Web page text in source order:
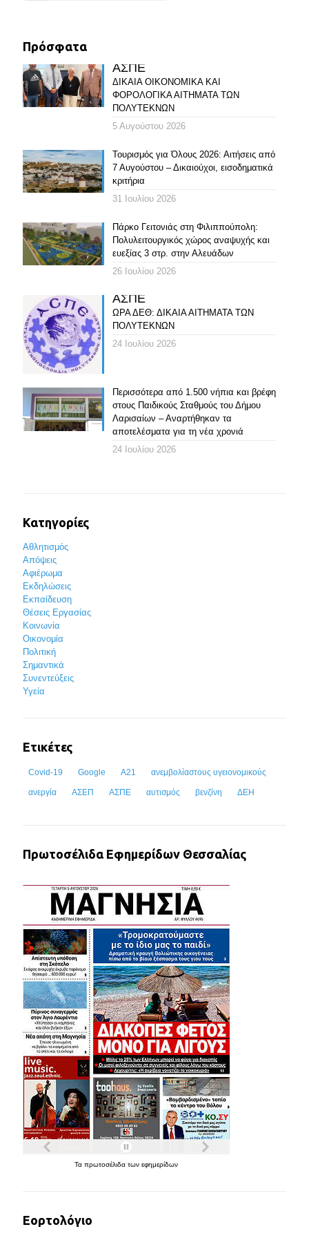
Πρόσφατα
ΑΣΠΕ
ΔΙΚΑΙΑ ΟΙΚΟΝΟΜΙΚΑ ΚΑΙ
ΦΟΡΟΛΟΓΙΚΑ ΑΙΤΗΜΑΤΑ ΤΩΝ
ΠΟΛΥΤΕΚΝΩΝ
5 Αυγούστου 2026
Τουρισμός για Όλους 2026: Αιτήσεις από
7 Αυγούστου – Δικαιούχοι, εισοδηματικά
κριτήρια
31 Ιουλίου 2026
Πάρκο Γειτονιάς στη Φιλιππούπολη:
Πολυλειτουργικός χώρος αναψυχής και
ευεξίας 3 στρ. στην Αλευάδων
26 Ιουλίου 2026
ΑΣΠΕ
ΩΡΑ ΔΕΘ: ΔΙΚΑΙΑ ΑΙΤΗΜΑΤΑ ΤΩΝ
ΠΟΛΥΤΕΚΝΩΝ
24 Ιουλίου 2026
Περισσότερα από 1.500 νήπια και βρέφη
στους Παιδικούς Σταθμούς του Δήμου
Λαρισαίων – Αναρτήθηκαν τα
αποτελέσματα για τη νέα χρονιά
24 Ιουλίου 2026
Κατηγορίες
Αθλητισμός
Απόψεις
Αφιέρωμα
Εκδηλώσεις
Εκπαίδευση
Θέσεις Εργασίας
Κοινωνία
Οικονομία
Πολιτική
Σημαντικά
Συνεντεύξεις
Υγεία
Ετικέτες
Covid-19 Google Α21 ανεμβολίαστους υγειονομικούς
ανεργία ΑΣΕΠ ΑΣΠΕ αυτισμός βενζίνη ΔΕΗ
Πρωτοσέλιδα Εφημερίδων Θεσσαλίας
Τα πρωτοσέλιδα των εφημερίδων
Εορτολόγιο